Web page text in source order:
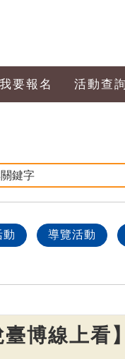
我要報名 活動查詢
動 導覽活動
臺博線上